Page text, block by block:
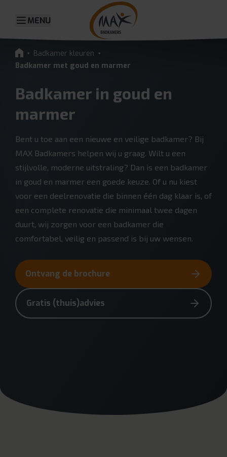
MENU
Badkamer kleuren
Badkamer met goud en marmer
Badkamer in goud en
marmer
Bent u toe aan een nieuwe en veilige badkamer? Bij
MAX Badkamers helpen wij u graag. Wilt u een
stijlvolle, moderne uitstraling? Dan is een badkamer
in goud en marmer een goede keuze. Of u nu kiest
voor een deelrenovatie die binnen één dag klaar is, of
een complete renovatie die minimaal twee dagen
duurt, wij zorgen voor een badkamer die
comfortabel, veilig en passend is bij uw wensen.
Ontvang de brochure
Gratis (thuis)advies